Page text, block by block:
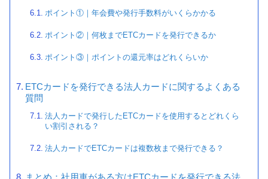
ポイント①｜年会費や発行手数料がいくらかかる
ポイント②｜何枚までETCカードを発行できるか
ポイント③｜ポイントの還元率はどれくらいか
ETCカードを発行できる法人カードに関するよくある
質問
法人カードで発行したETCカードを使用するとどれくら
い割引される？
法人カードでETCカードは複数枚まで発行できる？